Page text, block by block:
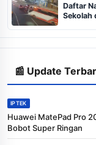
Daftar
Sekolah
📰 Update
IPTEK
Huawei MatePad Pro
Bobot Super Ringan